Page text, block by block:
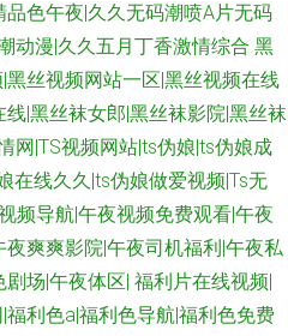
91 欧美A片网站 欧美成人TV一区 日韩
污 日韩a卡一 蜜桃91网站 福利站av 久
天堂av福利 91免费观 欧美精品一二三
婷婷五月天堂 国产精品怕怕视频 日韩
官网 三级网站在线 性交美女 91在线免
色午夜|久久无码潮喷A片无码
动漫|久久五月丁香激情综合 黑
丝视频网站一区|黑丝视频在线
|黑丝袜女郎|黑丝袜影院|黑丝袜
网|TS视频网站|ts伪娘|ts伪娘成
在线久久|ts伪娘做爱视频|Ts无
频导航|午夜视频免费观看|午夜
爽爽影院|午夜司机福利|午夜私
场|午夜体区| 福利片在线视频|
利色a|福利色导航|福利色免费